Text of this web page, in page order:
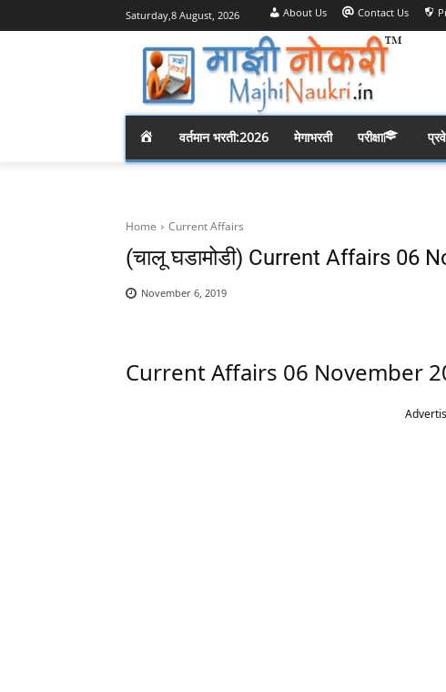
Saturday,8 August, 2026 About Us Contact Us
M
E
वर्तमान भरती:2026 मेगाभरती परीक्षा
Home Current Affairs
(चालू घडामोडी) Current Affairs 06
November 6, 2019
Current Affairs 06 November